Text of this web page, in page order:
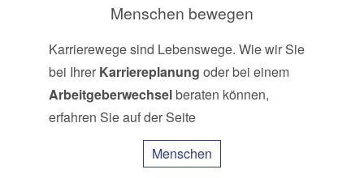
Menschen bewegen
Karrierewege sind Lebenswege. Wie wir Sie
bei Ihrer Karriereplanung oder bei einem
Arbeitgeberwechselberaten können,
erfahren Sie auf der Seite
Menschen